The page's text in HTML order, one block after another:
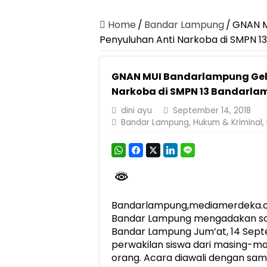
Pemprov Lampung Berhasil Kendalikan
Pemprov Lampung Perkuat
Dirut Jasa Raharja Dampingi
Pastikan Pelayanan Maksimal, Direksi
Jasa Raharja Jamin Seluruh Korban
Gubernur Mirza Ajak IAI Darul Fattah
Home / Bandar Lampung/GNAN
Penyuluhan Anti Narkoba di SMPN
GNAN MUI Bandarlampung
Narkoba di SMPN 13
dini ayu
September 14, 2018
Bandar Lampung, Hukum & Kriminal,
Bandar Lampung mengadakan
Bandar Lampung Jum’at, 14
perwakilan siswa dari masing-
orang. Acara diawali dengan